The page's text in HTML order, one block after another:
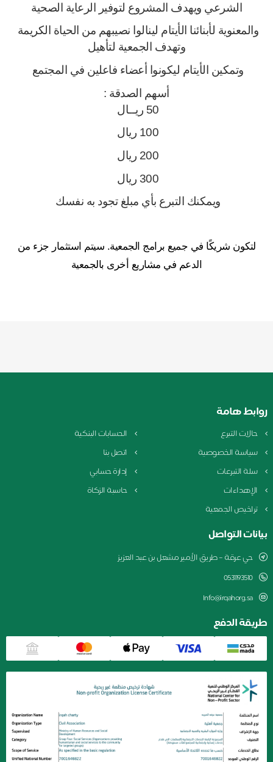
الشرعي ويهدف المشروع لتوفير الرعاية الصحية
وتهدف الجمعية لتأهيل
وتمكين الأيتام ليكونوا أعضاء فاعلين في المجتمع
أسهم الصدقة :
50 ريــال
100 ريال
200 ريال
300 ريال
ويمكنك التبرع بأي مبلغ تجود به نفسك
لتكون شريكًا في جميع برامج الجمعية. سيتم استثمار جزء من
الدعم في مشاريع أخرى بالجمعية
روابط هامة
حالات التبرع
الحسابات البنكية
سياسة الخصوصية
اتصل بنا
سلة التبرعات
إدارة حسابي
الإهداءات
حاسبة الزكاة
تراخيص الجمعية
بيانات التواصل
حي عرقة – طريق الأمير مشعل بن عبد العزيز
0531193510
Info@irqahorg.sa
طريقة الدفع